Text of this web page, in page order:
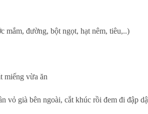
mắm, đường, bột ngọt, hạt nêm, tiêu,..)
miếng vừa ăn
vỏ già bên ngoài, cắt khúc rồi đem đi đập